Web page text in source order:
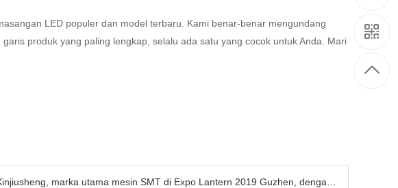
LED populer dan model terbaru. Kami benar-benar mengundang
produk yang paling lengkap, selalu ada satu yang cocok untuk Anda. Mari
marka utama mesin SMT di Expo Lantern 2019 Guzhen, dengan hati-hati mengundang Anda untuk berpartisipasi